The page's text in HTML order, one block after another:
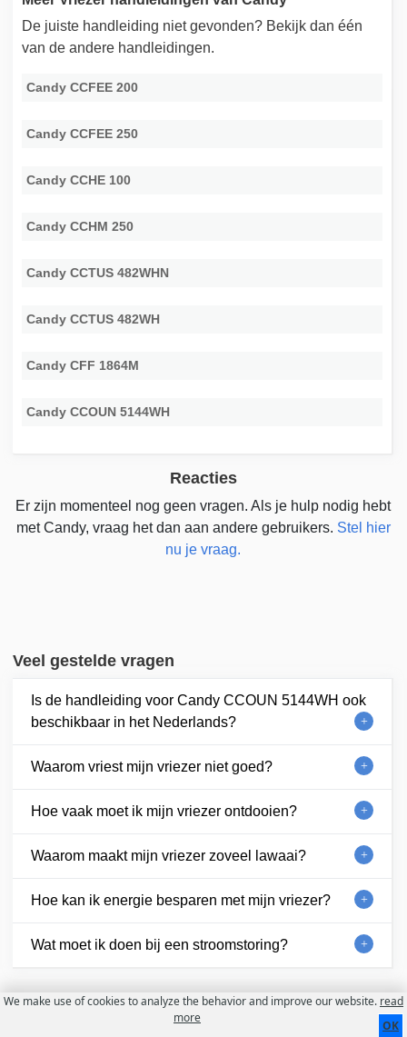
De juiste handleiding niet gevonden? Bekijk dan één
van de andere handleidingen.
Candy CCFEE 200
Candy CCFEE 250
Candy CCHE 100
Candy CCHM 250
Candy CCTUS 482WHN
Candy CCTUS 482WH
Candy CFF 1864M
Candy CCOUN 5144WH
Reacties
Er zijn momenteel nog geen vragen. Als je hulp nodig hebt
met Candy, vraag het dan aan andere gebruikers. Stel hier
nu je vraag.
Veel gestelde vragen
Is de handleiding voor Candy CCOUN 5144WH ook
beschikbaar in het Nederlands?
Waarom vriest mijn vriezer niet goed?
Hoe vaak moet ik mijn vriezer ontdooien?
Waarom maakt mijn vriezer zoveel lawaai?
Hoe kan ik energie besparen met mijn vriezer?
Wat moet ik doen bij een stroomstoring?
Gebruiksvoorwaarden
We make use of cookies to analyze the behavior and improve our website. read
more
OK